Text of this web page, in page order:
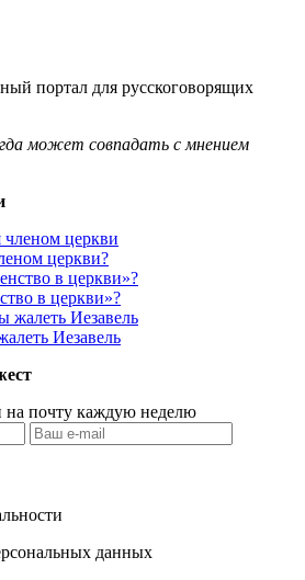
портал для русскоговорящих
может совпадать с мнением
церкви?
в церкви»?
Иезавель
на почту каждую неделю
данных